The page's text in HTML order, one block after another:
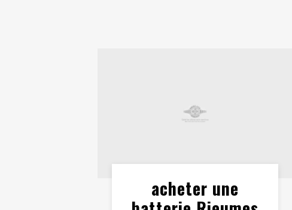
acheter une